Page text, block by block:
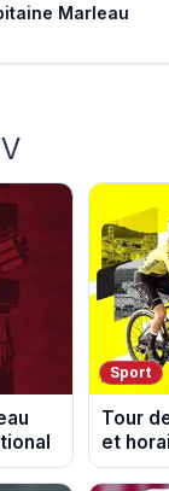
Marleau
Sport
Tour
et